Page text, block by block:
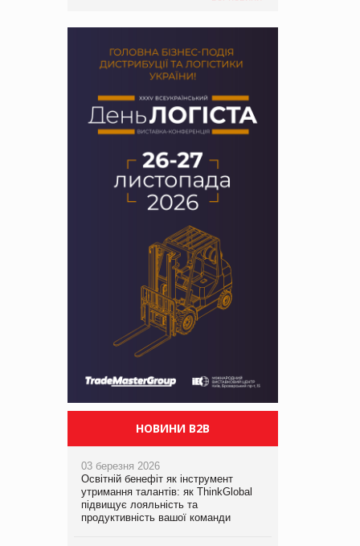
НОВИНИ B2B
03 березня 2026
Освітній бенефіт як інструмент
утримання талантів: як ThinkGlobal
підвищує лояльність та
продуктивність вашої команди